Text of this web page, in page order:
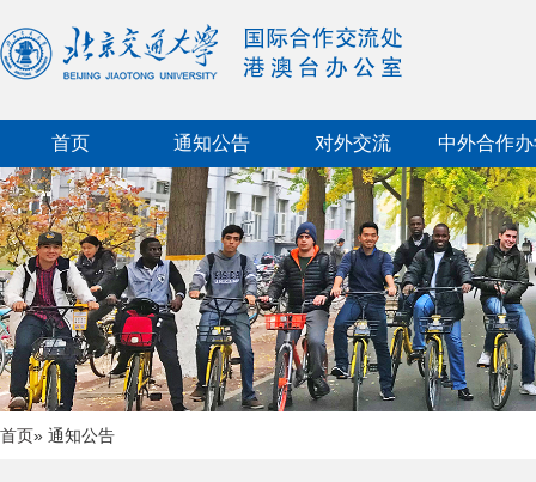
首页 通知公告 对外交流 中外合作
首页» 通知公告